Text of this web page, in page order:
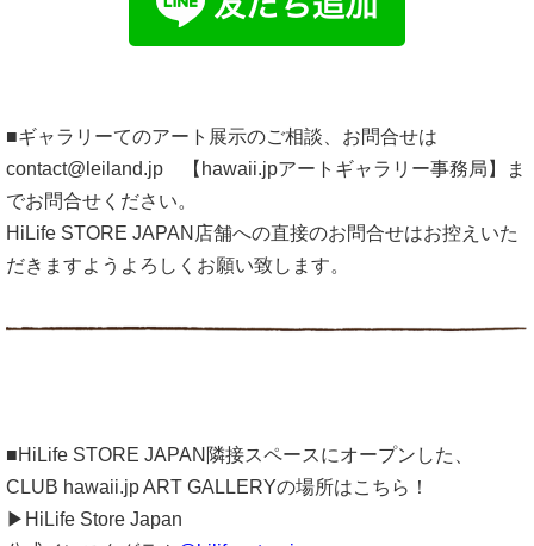
■ギャラリーてのアート展示のご相談、お問合せは
contact@leiland.jp 【hawaii.jpアートギャラリー事務局】ま
でお問合せください。
HiLife STORE JAPAN店舗への直接のお問合せはお控えいた
だきますようよろしくお願い致します。
■HiLife STORE JAPAN隣接スペースにオープンした、
CLUB hawaii.jp ART GALLERYの場所はこちら！
▶HiLife Store Japan